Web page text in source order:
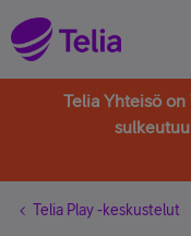
Telia Yhteisö
Telia Play -keskustelut